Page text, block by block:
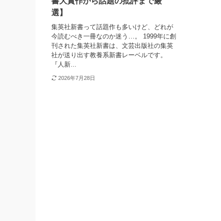
選】
集英社新書って話題作も多いけど、どれが
今読むべき一冊なのか迷う…。 1999年に創
刊された集英社新書は、文芸出版社の集英
社が送り出す教養系新書レーベルです。
『人新...
2026年7月28日